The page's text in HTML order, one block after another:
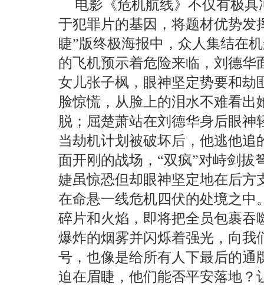
电影《危机航线》不仅有极
于犯罪片的基因，将题材优势发
睫”版终极海报中，众人集结在
的飞机预示着危险来临，刘德华
女儿张子枫，眼神坚定势要和劫
脸惊慌，从脸上的泪水不难看出
脱；屈楚萧站在刘德华身后眼神
当劫机计划被破坏后，他逃他追
面开刚的战场，“双疯”对峙剑拔
婕虽惊恐但却眼神坚定地在后方
在命悬一线危机四伏的处境之中
碎片和火焰，即将把全员包裹吞
爆炸的烟雾并闪烁着强光，向我
号，也像是给所有人下最后的通
迫在眉睫，他们能否平安落地？